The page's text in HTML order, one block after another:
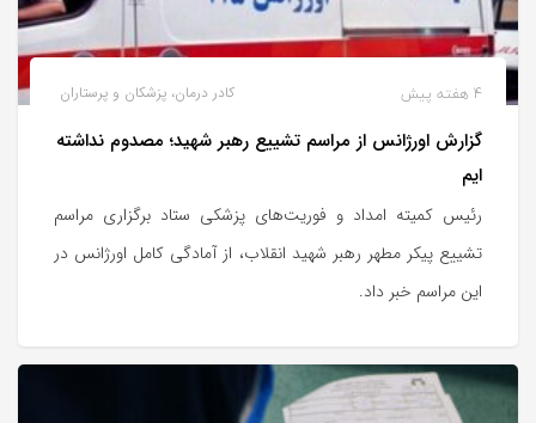
کادر درمان، پزشکان و پرستاران 4 هفته پیش
گزارش اورژانس از مراسم تشییع رهبر شهید؛ مصدوم نداشته
ایم
رئیس کمیته امداد و فوریت‌های پزشکی ستاد برگزاری مراسم
تشییع پیکر مطهر رهبر شهید انقلاب، از آمادگی کامل اورژانس در
این مراسم خبر داد.